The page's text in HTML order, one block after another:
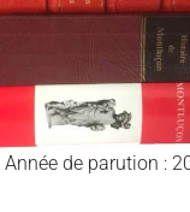
Année de parution :